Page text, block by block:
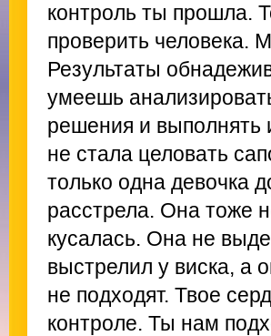
контроль ты прошла.
проверить человека.
Результаты
умеешь
решения и выполнять
не стала целовать
только одна девочка
расстрела. Она тоже
кусалась. Она не
выстрелил у виска, а
не подходят. Твое
контроле. Ты нам